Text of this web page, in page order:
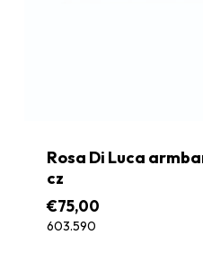
Rosa Di Luca
cz
€75,00
603.590